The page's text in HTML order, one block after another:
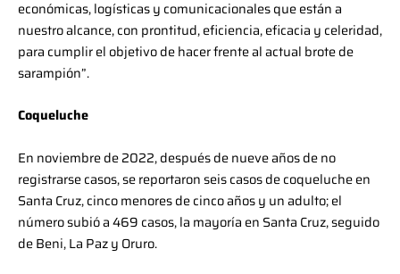
económicas, logísticas y comunicacionales que están a
nuestro alcance, con prontitud, eficiencia, eficacia y celeridad,
para cumplir el objetivo de hacer frente al actual brote de
sarampión”.
Coqueluche
En noviembre de 2022, después de nueve años de no
registrarse casos, se reportaron seis casos de coqueluche en
Santa Cruz, cinco menores de cinco años y un adulto; el
número subió a 469 casos, la mayoría en Santa Cruz, seguido
de Beni, La Paz y Oruro.